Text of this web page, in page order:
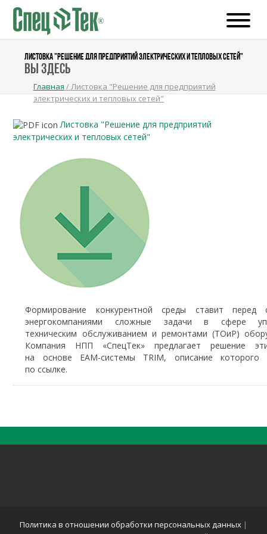
ЛИСТОВКА "РЕШЕНИЕ ДЛЯ ПРЕДПРИЯТИЙ ЭЛЕКТРИЧЕСКИХ И ТЕПЛОВЫХ СЕТЕЙ"
Вы здесь
Главная /Листовка "Решение для предприятий
электрических и тепловых сетей"
Листовка "Решение для предприятий
электрических и тепловых сетей"
Формирование конкурентной среды ставит перед
энергокомпаниями сложные задачи в сфере
техническим обслуживанием и ремонтами (ТОиР)
Компания НПП «СпецТек» предлагает решение
на основе EAM-системы TRIM, описание которого
по ссылке.
Политика в отношении обработки персональных данных |